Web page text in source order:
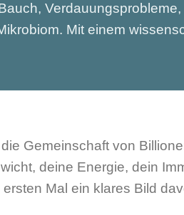
Mit einem
Gemeinschaft von
deine Energie, dein
ersten Mal ein klares Bild